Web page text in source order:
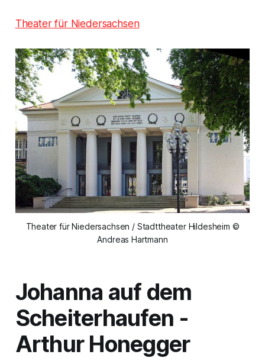
Theater für Niedersachsen
Theater für Niedersachsen / Stadttheater Hildesheim ©
Andreas Hartmann
Johanna auf dem
Scheiterhaufen -
Arthur Honegger